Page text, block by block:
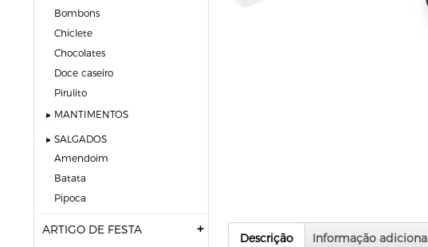
Descrição Informação adicional
bombons
chiclete
chocolates
doce caseiro
pirulito
MANTIMENTOS
SALGADOS
amendoim
batata
pipoca
ARTIGO DE FESTA